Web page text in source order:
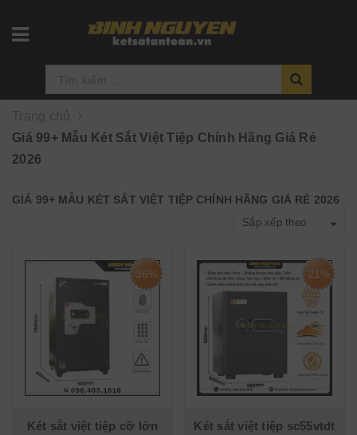
Giá 99+ Mẫu Két Sắt Việt Tiệp Chính Hãng Giá Rẻ
2026
GIÁ 99+ MẪU KÉT SẮT VIỆT TIỆP CHÍNH HÃNG GIÁ RẺ 2026
Sắp xếp theo
36%
Két sắt việt tiệp cỡ lớn
21%
Két sắt việt tiệp sc55vtdt